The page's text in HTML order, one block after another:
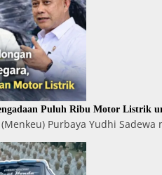
Puluh Ribu Motor Listrik
Purbaya Yudhi